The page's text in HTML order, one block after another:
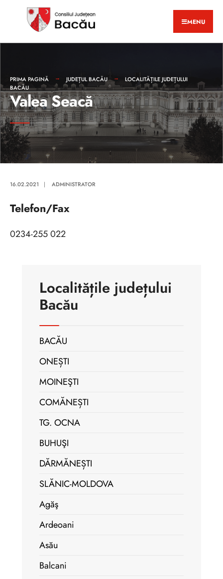
MENU
PRIMA PAGINĂ JUDEȚUL BACĂU
LOCALITĂȚILE JUDEȚULUI
BACĂU
Valea Seacă
16.02.2021 | ADMINISTRATOR
Telefon/Fax
0234-255 022
Localitățile județului
Bacău
BACĂU
ONEȘTI
MOINEŞTI
COMĂNEȘTI
TG. OCNA
BUHUŞI
DĂRMĂNEȘTI
SLĂNIC-MOLDOVA
Agăş
Ardeoani
Asău
Balcani